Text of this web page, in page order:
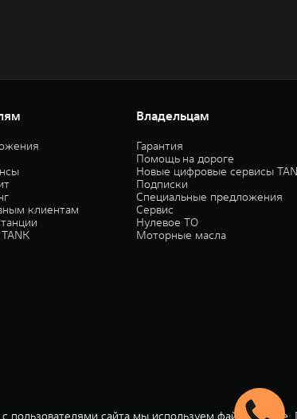
клиентам
Владельцам
Гарантия
Помощь на дороге
Новые цифровые сервисы
Подписки
Специальные предложения
Сервис
Нулевое ТО
Моторные масла
пользователями сайта мы используем файлы